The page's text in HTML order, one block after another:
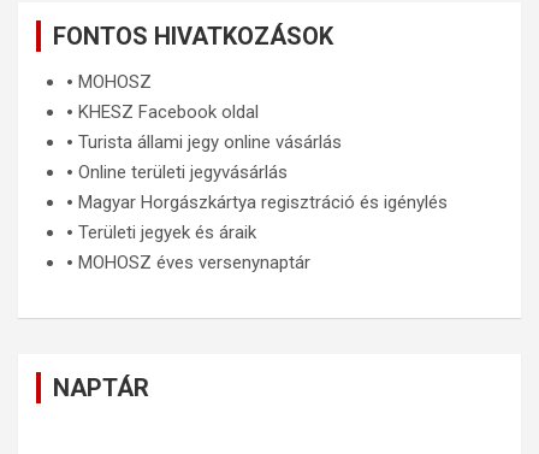
FONTOS HIVATKOZÁSOK
🞄 MOHOSZ
🞄 KHESZ Facebook oldal
🞄 Turista állami jegy online vásárlás
🞄 Online területi jegyvásárlás
🞄 Magyar Horgászkártya regisztráció és igénylés
🞄 Területi jegyek és áraik
🞄 MOHOSZ éves versenynaptár
NAPTÁR